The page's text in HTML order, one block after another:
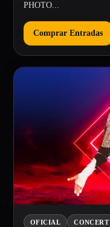
PHOTO...
Comprar Entradas
OFICIAL CONCERT